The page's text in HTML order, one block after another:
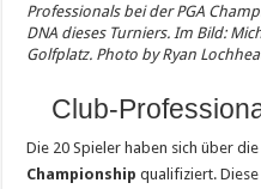
Professionals bei der PGA
DNA dieses Turniers. Im Bild:
Golfplatz. Photo by Ryan
Club-
Die 20 Spieler haben sich über die
Championship qualifiziert.